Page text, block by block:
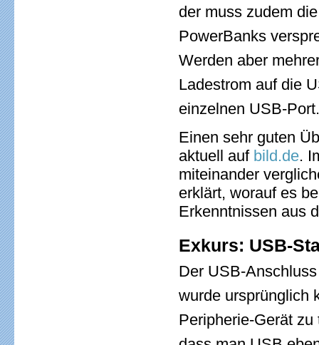
der muss zudem
PowerBanks
Werden aber
Ladestrom auf die
einzelnen USB-Port.
Einen sehr guten
aktuell auf bild.de.
miteinander
erklärt, worauf es
Erkenntnissen aus
Exkurs: USB-
Der USB-
wurde ursprünglich
Peripherie-Gerät